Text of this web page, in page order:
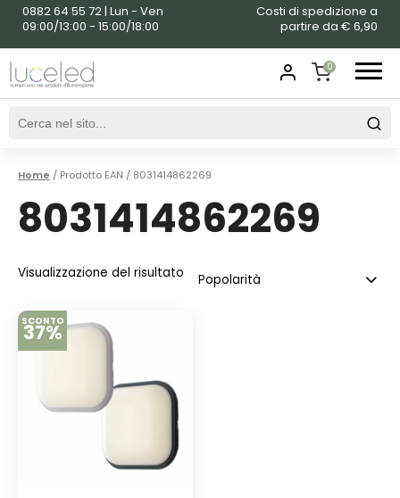
0882 64 55 72 | Lun - Ven
09:00/13:00 - 15:00/18:00
Costi di spedizione a
partire da € 6,90
0
SHOPPING
Home / Prodotto EAN / 8031414862269
8031414862269
Visualizzazione del risultato
SCONTO
37%